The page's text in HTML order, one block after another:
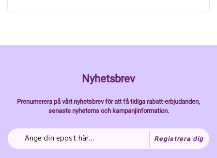
Nyhetsbrev
Prenumerera på vårt nyhetsbrev för att få tidiga rabatt-erbjudanden,
senaste nyheterns och kampanjinformation.
Registrera dig